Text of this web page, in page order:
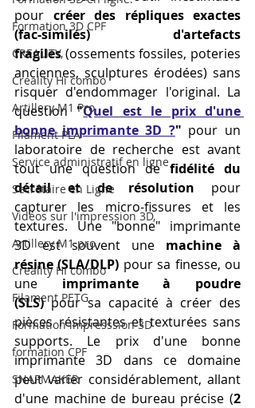
Formation 3D CPF
CREALITY,
Creality Hi combo
Artillery M1 Pro
Filament PLA
Service administratif en ligne
Secrétaire en Ligne
Vidéos sur l'impression 3D,
Artillery M1 pro
Creality HI combo
Filament PETG
Formation impresssion 3D
formation CPF
SNAPMAKER
pour créer des répliques exactes
(fac-similés) d'artefacts
fragiles (ossements fossiles, poteries
anciennes, sculptures érodées) sans
risquer d'endommager l'original. La
question "Quel est le prix d'une
bonne imprimante 3D ?" pour un
laboratoire de recherche est avant
tout une question de fidélité du
détail et de résolution pour
capturer les micro-fissures et les
textures. Une "bonne" imprimante
3D est souvent une machine à
résine (SLA/DLP) pour sa finesse, ou
une imprimante à poudre
(SLS) pour sa capacité à créer des
pièces résistantes et texturées sans
supports. Le prix d'une bonne
imprimante 3D dans ce domaine
peut varier considérablement, allant
d'une machine de bureau précise (2